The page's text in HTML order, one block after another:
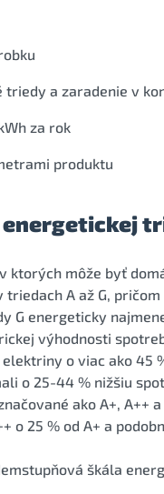
a zaradenie v
za rok
produktu
ktorých môže byť
A až G,
G energeticky
výhodnosti
o viac ako 45
o 25-44 % nižšiu
ako A+, A++
o 25 % od A+ a
škála